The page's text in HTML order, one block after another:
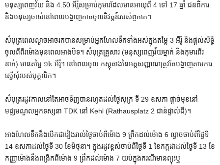
មនុស្សពេញវ័យ និង 4.50 អឺរ៉ូសម្រាប់កុមារដែលមានអាយុពី 4 ទៅ 17 ឆ្នាំ ជនពិការ
និងមនុស្សចាស់នៅពេលបង្ហាញកាតចូលនិវត្តន៍របស់ពួកគេ។
សំបុត្រពេលល្ងាចអាចរកបានសម្រាប់អ្នកហែលទឹកទាំងអស់ក្នុងតម្លៃ 3 អឺរ៉ូ និងផ្តល់សិទ្ធិ
ចូលពីពីរម៉ោងមុនពេលអាងបិទ។ សំបុត្រគ្រួសារ (មនុស្សពេញវ័យម្នាក់ និងកុមារពីរ
នាក់) មានតម្លៃ ១៤ អឺរ៉ូ។ នៅពេលចូល ភស្តុតាងនៃអត្តសញ្ញាណត្រូវតែបង្ហាញតាមការ
ស្នើសុំរបស់បុគ្គលិក។
សំបុត្ររដូវកាលនៅតែអាចទិញបានរហូតដល់ថ្ងៃសុក្រ ទី 29 ឧសភា ផ្តាច់មុខនៅ
មជ្ឈមណ្ឌលអ្នកទស្សនា TDK នៅ Kehl (Rathausplatz 2 ជាន់ផ្ទាល់ដី)។
អាងហែលទឹកនឹងបើកជារៀងរាល់ថ្ងៃចាប់ពីម៉ោង 9 ព្រឹកដល់ម៉ោង 6 ល្ងាចចាប់ពីថ្ងៃទី
14 ឧសភាដល់ថ្ងៃទី 30 ខែមិថុនា។ ក្នុងរដូវខ្ពស់ចាប់ពីថ្ងៃទី 1 ខែកក្កដាដល់ថ្ងៃទី 13 ខែ
កញ្ញាម៉ោងនឹងពង្រីកពីម៉ោង 9 ព្រឹកដល់ម៉ោង 7 យប់ក្នុងករណីមានព្យុះឬ